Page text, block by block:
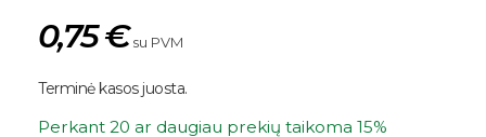
0,75€ su PVM
Terminė kasos juosta.
Perkant 20 ar daugiau prekių taikoma 15%